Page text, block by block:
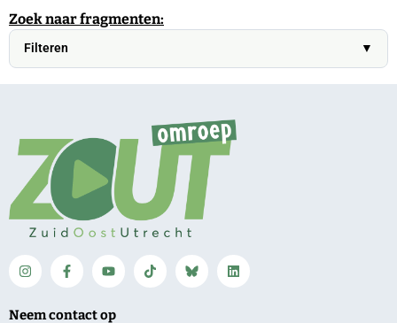
Zoek naar fragmenten:
Filteren ▼
Neem contact op